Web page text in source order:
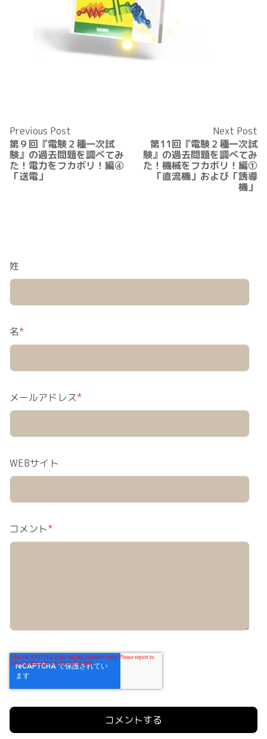
Previous Post
第９回『電験２種一次試
験』の過去問題を調べてみ
た！電力をフカボリ！編④
「送電」
Next Post
第11回『電験２種一次試
験』の過去問題を調べてみ
た！機械をフカボリ！編①
「直流機」および「誘導
機」
姓
名*
メールアドレス*
WEBサイト
コメント*